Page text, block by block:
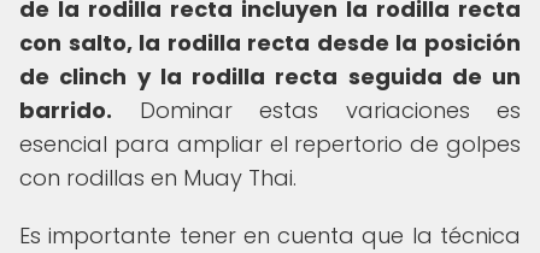
de la rodilla recta incluyen la rodilla recta
con salto, la rodilla recta desde la posición
de clinch y la rodilla recta seguida de un
barrido. Dominar estas variaciones es
esencial para ampliar el repertorio de golpes
con rodillas en Muay Thai.
Es importante tener en cuenta que la técnica